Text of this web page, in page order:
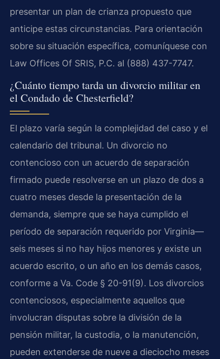
presentar un plan de crianza propuesto que
anticipe estas circunstancias. Para orientación
sobre su situación específica, comuníquese con
Law Offices Of SRIS, P.C. al (888) 437-7747.
¿Cuánto tiempo tarda un divorcio militar en
el Condado de Chesterfield?
El plazo varía según la complejidad del caso y el
calendario del tribunal. Un divorcio no
contencioso con un acuerdo de separación
firmado puede resolverse en un plazo de dos a
cuatro meses desde la presentación de la
demanda, siempre que se haya cumplido el
período de separación requerido por Virginia—
seis meses si no hay hijos menores y existe un
acuerdo escrito, o un año en los demás casos,
conforme a Va. Code § 20-91(9). Los divorcios
contenciosos, especialmente aquellos que
involucran disputas sobre la división de la
pensión militar, la custodia, o la manutención,
pueden extenderse de nueve a dieciocho meses